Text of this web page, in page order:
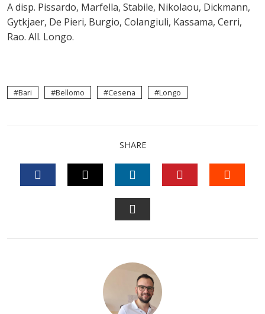
A disp. Pissardo, Marfella, Stabile, Nikolaou, Dickmann,
Gytkjaer, De Pieri, Burgio, Colangiuli, Kassama, Cerri,
Rao. All. Longo.
Bari Bellomo Cesena Longo
SHARE
TWITTERLINKEDIN